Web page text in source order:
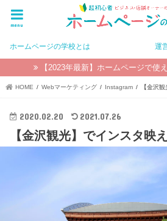
menu
ホームページの学校とは 運
【2023年最新】ホームページで使
HOME Webマーケティング Instagram 【金沢
2020.02.20 2021.07.26
【金沢観光】でインスタ映